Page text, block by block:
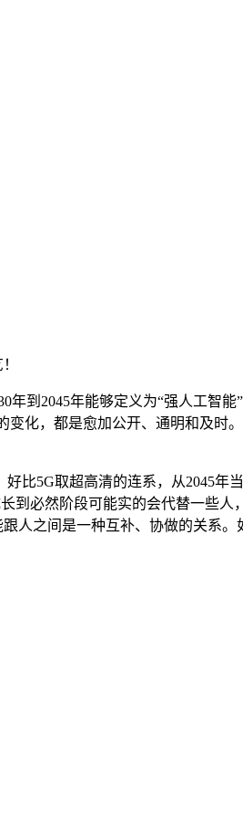
2045年能够定义为“强人工智
化，都是愈加公开、通明和及时
5G取超高清的连系，从2045年
到必然阶段可能实的会代替一些
人之间是一种互补、协做的关系